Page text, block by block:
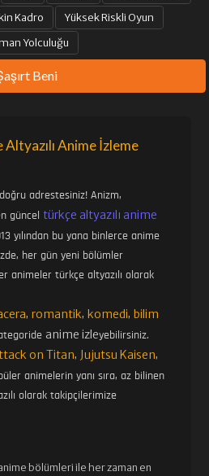
Kadro
Yüksek Riskli Oyun
Yolculuğu
Beni
Anime İzleme
adrestesiniz! Anizm,
günceltürkçe altyazılı anime
yılından bu yana binlerce anime
her gün yeni bölümler
animeler türkçe altyazılı olarak
,romantik, komedi, bilim
anime izleyebilirsiniz.
on Titan, Jujutsu Kaisen,
animelerin yanı sıra, az bilinen
olarak takipçilerimize
bölümleri ile her zaman en